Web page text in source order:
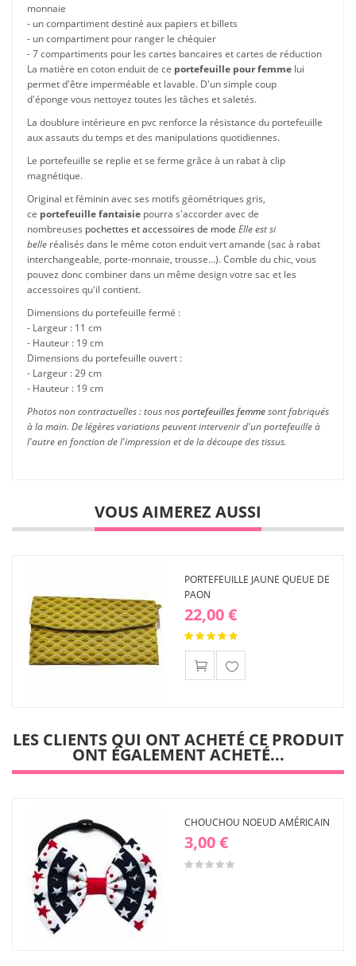
monnaie
- un compartiment destiné aux papiers et billets
- un compartiment pour ranger le chéquier
- 7 compartiments pour les cartes bancaires et cartes de réduction
La matière en coton enduit de ce portefeuille pour femme lui
permet d'être imperméable et lavable. D'un simple coup
d'éponge vous nettoyez toutes les tâches et saletés.
La doublure intérieure en pvc renforce la résistance du portefeuille
aux assauts du temps et des manipulations quotidiennes.
Le portefeuille se replie et se ferme grâce à un rabat à clip
magnétique.
Original et féminin avec ses motifs géométriques gris,
ce portefeuille fantaisie pourra s'accorder avec de
nombreuses pochettes et accessoires de mode Elle est si
belle réalisés dans le même coton enduit vert amande (sac à rabat
interchangeable, porte-monnaie, trousse...). Comble du chic, vous
pouvez donc combiner dans un même design votre sac et les
accessoires qu'il contient.
Dimensions du portefeuille fermé :
- Largeur : 11 cm
- Hauteur : 19 cm
Dimensions du portefeuille ouvert :
- Largeur : 29 cm
- Hauteur : 19 cm
Photos non contractuelles : tous nosportefeuilles femmesont fabriqués
à la main. De légères variations peuvent intervenir d'un portefeuille à
l'autre en fonction de l'impression et de la découpe des tissus.
VOUS AIMEREZ AUSSI
PORTEFEUILLE JAUNE QUEUE DE
PAON
22,00 €
d'envies
LES CLIENTS QUI ONT ACHETÉ CE PRODUIT
ONT ÉGALEMENT ACHETÉ...
CHOUCHOU NOEUD AMÉRICAIN
3,00 €